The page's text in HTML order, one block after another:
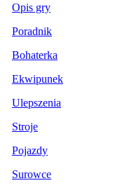
Opis gry
Poradnik
Bohaterka
Ekwipunek
Ulepszenia
Stroje
Pojazdy
Surowce